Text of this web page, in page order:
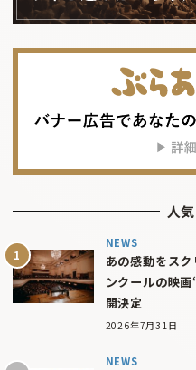
人
NEWS
あの感動をス
ンクールの映
開決定
2026年7月31日
NEWS